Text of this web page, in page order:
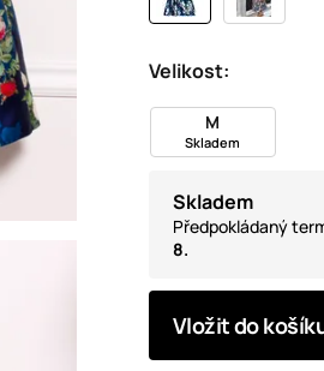
Velikost:
M
Skladem
Skladem
Předpokládaný
8.
Vložit do